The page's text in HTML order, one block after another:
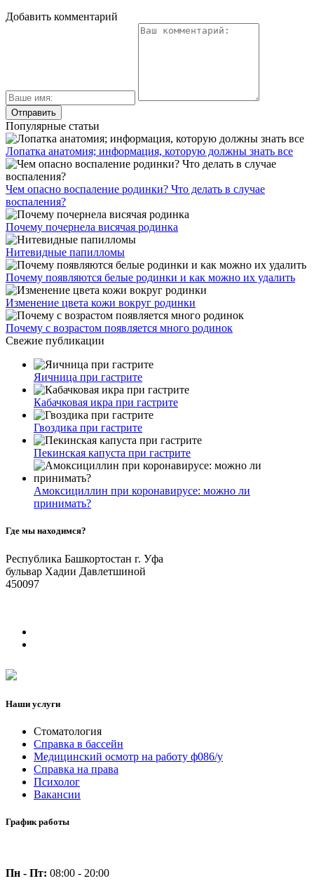
Добавить комментарий
Популярные статьи
Лопатка анатомия; информация, которую должны знать все
Чем опасно воспаление родинки? Что делать в случае
воспаления?
Почему почернела висячая родинка
Нитевидные папилломы
Почему появляются белые родинки и как можно их удалить
Изменение цвета кожи вокруг родинки
Почему с возрастом появляется много родинок
Свежие публикации
Яичница при гастрите
Кабачковая икра при гастрите
Гвоздика при гастрите
Пекинская капуста при гастрите
Амоксициллин при коронавирусе: можно ли
принимать?
Где мы находимся?
Республика Башкортостан г. Уфа
бульвар Хадии Давлетшиной
450097
Наши услуги
Стоматология
Справка в бассейн
Медицинский осмотр на работу ф086/у
Справка на права
Психолог
Вакансии
График работы
Пн - Пт: 08:00 - 20:00